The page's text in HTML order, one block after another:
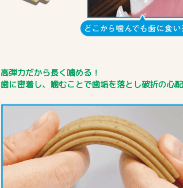
高弾力だから長く噛める！
歯に密着し、噛むことで歯垢を落とし破折の心配